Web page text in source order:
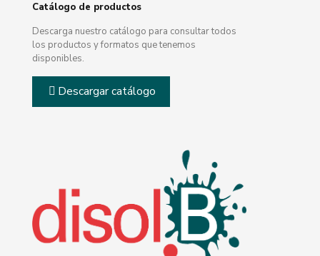
Catálogo de productos
Descarga nuestro catálogo para consultar todos
los productos y formatos que tenemos
disponibles.
Descargar catálogo